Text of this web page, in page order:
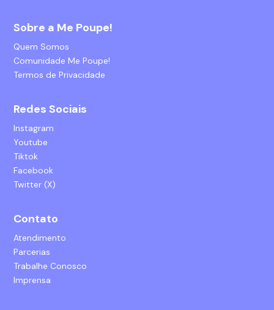
Sobre a Me Poupe!
Quem Somos
Comunidade Me Poupe!
Termos de Privacidade
Redes Sociais
Instagram
Youtube
Tiktok
Facebook
Twitter (X)
Contato
Atendimento
Parcerias
Trabalhe Conosco
Imprensa